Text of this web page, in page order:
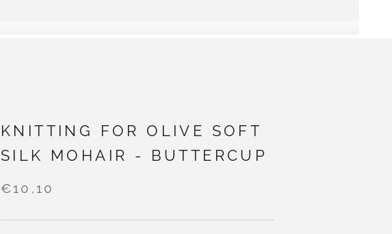
KNITTING FOR OLIVE SOFT
SILK MOHAIR - BUTTERCUP
€10,10